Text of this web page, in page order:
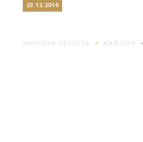
23.12.2019
МИНСКАЯ ОБЛАСТЬ МАЙ 2014